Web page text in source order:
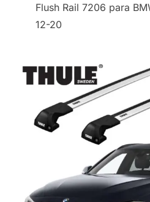
Flush Rail 7206 para
12-20